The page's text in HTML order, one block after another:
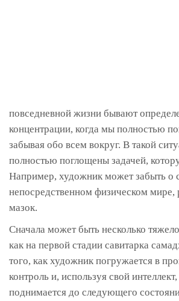
повседневной жизни бывают
концентрации, когда мы полностью
забывая обо всем вокруг. В такой
полностью поглощены задачей,
Например, художник может забыть о
непосредственном физическом мире,
мазок.
Сначала может быть несколько
как на первой стадии савитарка
того, как художник погружается в
контроль и, используя свой
поднимается до следующего